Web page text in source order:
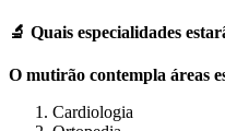
🔬 Quais especialidades
O mutirão contempla áreas
Cardiologia